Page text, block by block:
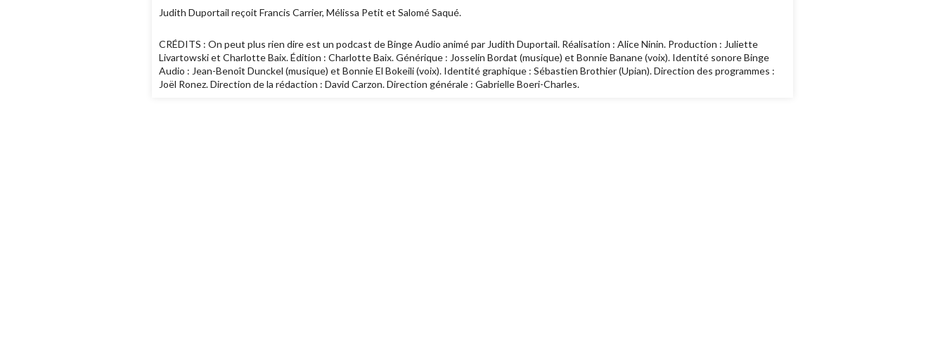
Judith Duportail reçoit Francis Carrier, Mélissa Petit et Salomé Saqué.
CRÉDITS : On peut plus rien dire est un podcast de Binge Audio animé par Judith Duportail. Réalisation : Alice Ninin. Production : Juliette
Livartowski et Charlotte Baix. Édition : Charlotte Baix. Générique : Josselin Bordat (musique) et Bonnie Banane (voix). Identité sonore Binge
Audio : Jean-Benoît Dunckel (musique) et Bonnie El Bokeili (voix). Identité graphique : Sébastien Brothier (Upian). Direction des programmes :
Joël Ronez. Direction de la rédaction : David Carzon. Direction générale : Gabrielle Boeri-Charles.